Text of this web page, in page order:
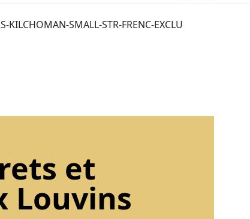
KILCHOMAN-SMALL-STR-FRENC-EXCLU
et
Louvins